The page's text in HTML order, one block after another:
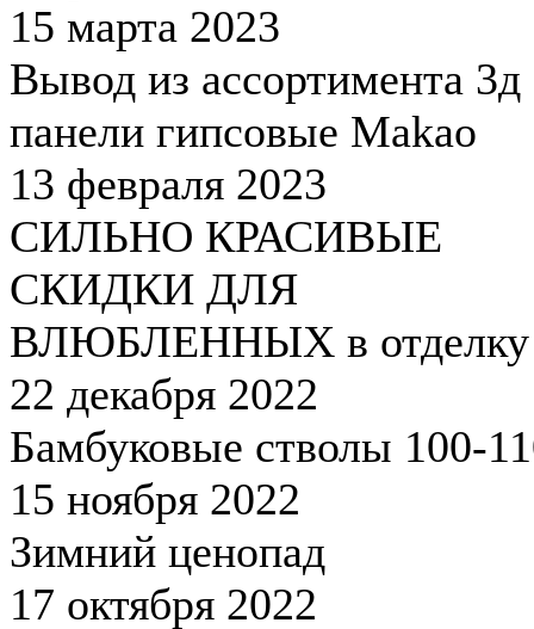
15 марта 2023
Вывод из ассортимента 3д
панели гипсовые Makao
13 февраля 2023
СИЛЬНО КРАСИВЫЕ
СКИДКИ ДЛЯ
ВЛЮБЛЕННЫХ в отделку
22 декабря 2022
Бамбуковые стволы 100-
15 ноября 2022
Зимний ценопад
17 октября 2022